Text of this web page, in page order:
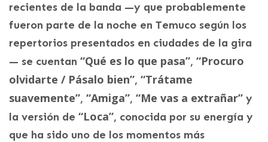
recientes de la banda —y que probablemente
fueron parte de la noche en Temuco según los
repertorios presentados en ciudades de la gira
— se cuentan “Qué es lo que pasa”, “Procuro
olvidarte / Pásalo bien”, “Trátame
suavemente”, “Amiga”, “Me vas a extrañar” y
la versión de “Loca”, conocida por su energía y
que ha sido uno de los momentos más